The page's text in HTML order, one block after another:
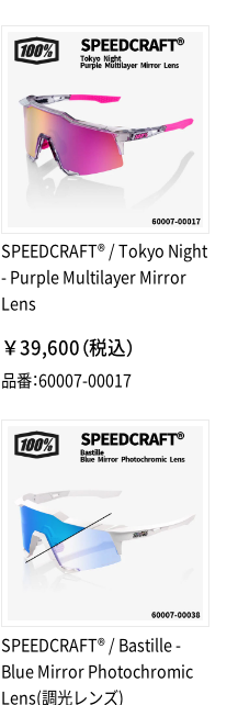
SPEEDCRAFT® / Tokyo Night
- Purple Multilayer Mirror
Lens
￥39,600（税込）
品番：60007-00017
SPEEDCRAFT® / Bastille -
Blue Mirror Photochromic
Lens(調光レンズ)